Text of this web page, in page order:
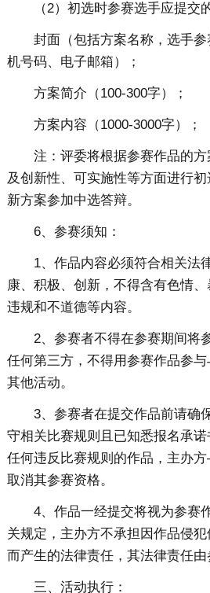
（2）初选时参赛选手应提交
封面（包括方案名称，选手
机号码、电子邮箱）；
方案简介（100-300字）；
方案内容（1000-3000字）；
注：评委将根据参赛作品的
及创新性、可实施性等方面进行
新方案参加中选答辩。
6、参赛须知：
1、作品内容必须符合相关法
康、积极、创新，不得含有色情、
违规和不道德等内容。
2、参赛者不得在参赛期间将
任何第三方，不得用参赛作品参
其他活动。
3、参赛者在提交作品前请确
守相关比赛规则且已知悉报名承诺
任何违反比赛规则的作品，主办
取消其参赛资格。
4、作品一经提交将视为参赛
关规定，主办方不承担因作品侵
而产生的法律责任，其法律责任由
三、活动执行：